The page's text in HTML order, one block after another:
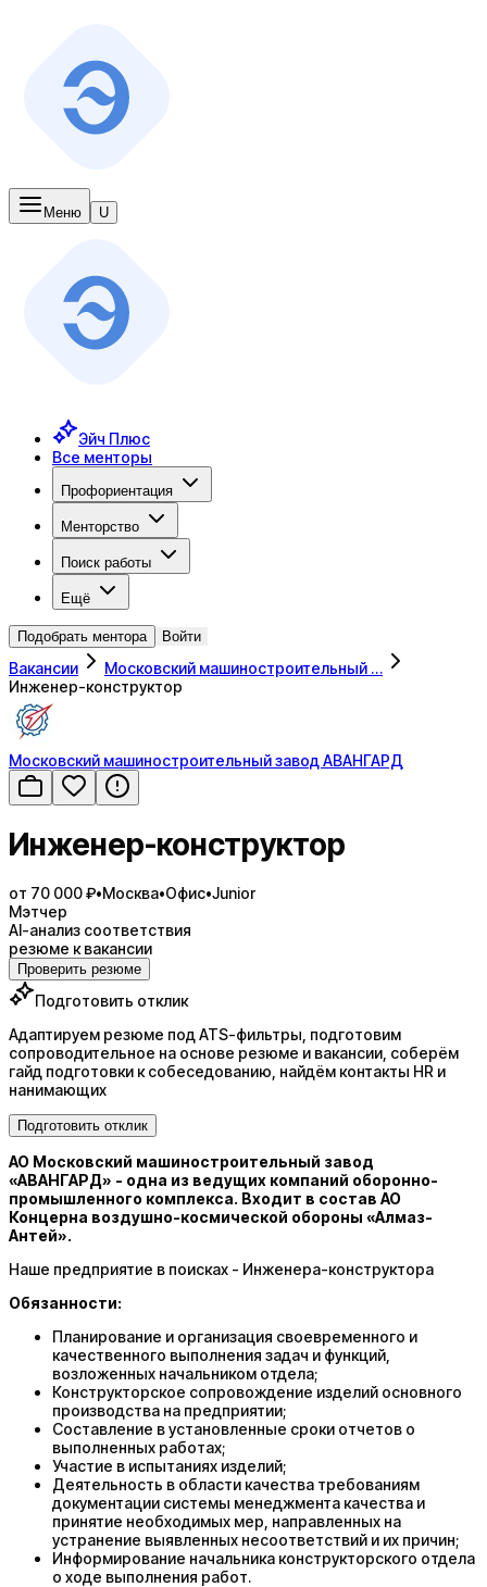
Меню U
Эйч Плюс
Все менторы
Профориентация
Менторство
Поиск работы
Ещё
Подобрать ментора Войти
Вакансии
Московский машиностроительный …
Инженер-конструктор
Московский машиностроительный завод АВАНГАРД
Инженер-конструктор
от 70 000 ₽•Москва•Офис•Junior
Мэтчер
AI-анализ соответствия
резюме к вакансии
Проверить резюме
Подготовить отклик
Адаптируем резюме под ATS-фильтры, подготовим
сопроводительное на основе резюме и вакансии, соберём
гайд подготовки к собеседованию, найдём контакты HR и
нанимающих
Подготовить отклик
АО Московский машиностроительный завод
«АВАНГАРД» - одна из ведущих компаний оборонно-
промышленного комплекса. Входит в состав АО
Концерна воздушно-космической обороны «Алмаз-
Антей».
Наше предприятие в поисках - Инженера-конструктора
Обязанности:
Планирование и организация своевременного и
качественного выполнения задач и функций,
возложенных начальником отдела;
Конструкторское сопровождение изделий основного
производства на предприятии;
Составление в установленные сроки отчетов о
выполненных работах;
Участие в испытаниях изделий;
Деятельность в области качества требованиям
документации системы менеджмента качества и
принятие необходимых мер, направленных на
устранение выявленных несоответствий и их причин;
Информирование начальника конструкторского отдела
о ходе выполнения работ.